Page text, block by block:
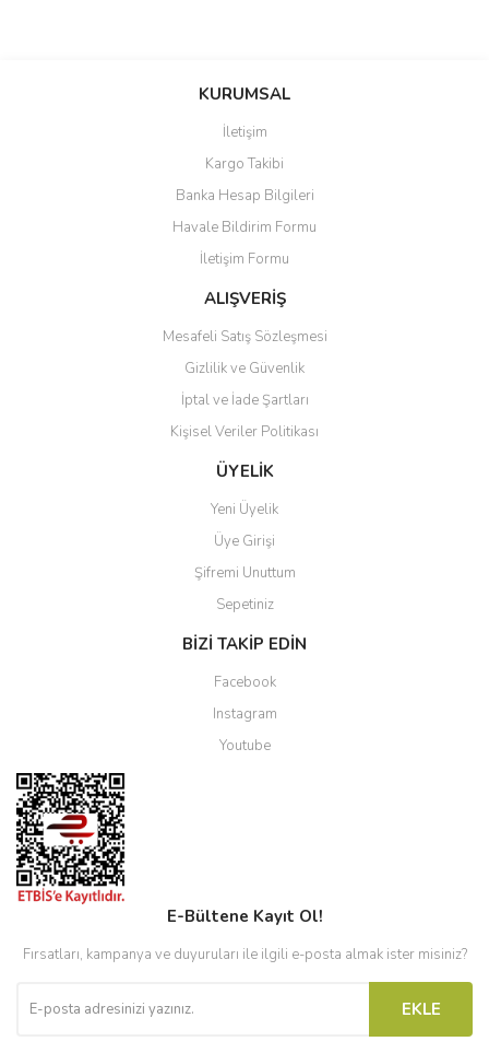
KURUMSAL
İletişim
Kargo Takibi
Banka Hesap Bilgileri
Havale Bildirim Formu
İletişim Formu
ALIŞVERİŞ
Mesafeli Satış Sözleşmesi
Gizlilik ve Güvenlik
İptal ve İade Şartları
Kişisel Veriler Politikası
ÜYELİK
Yeni Üyelik
Üye Girişi
Şifremi Unuttum
Sepetiniz
BİZİ TAKİP EDİN
Facebook
Instagram
Youtube
E-Bültene Kayıt Ol!
Fırsatları, kampanya ve duyuruları ile ilgili e-posta almak ister misiniz?
EKLE